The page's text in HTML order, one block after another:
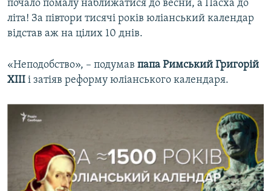
почало помалу наближатися до весни, а Пасха до
літа! За півтори тисячі років юліанський календар
відстав аж на цілих 10 днів.
«Неподобство», – подумав папа Римський Григорій
XIII і затіяв реформу юліанського календаря.